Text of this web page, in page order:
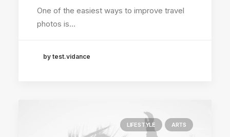
One of the easiest ways to improve travel
photos is…
by test.vidance
LIFESTYLE ARTS